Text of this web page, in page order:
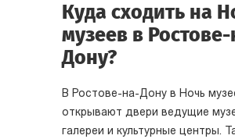
Куда сходить на
музеев в
Дону?
В Ростове-на-Дону в Ночь
открывают двери ведущие
галереи и культурные центры.